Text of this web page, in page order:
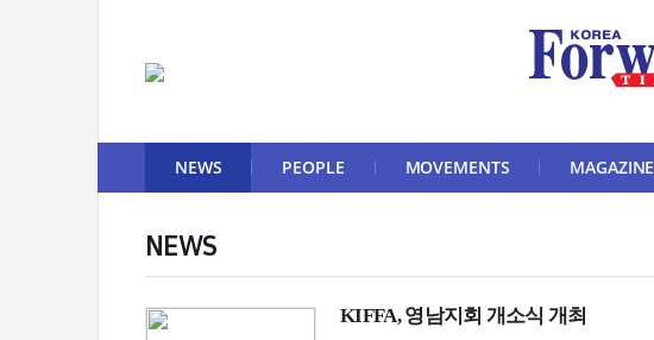
NEWS PEOPLE MOVEMENTS MAGAZINE
NEWS
KIFFA, 영남지회 개소식 개최